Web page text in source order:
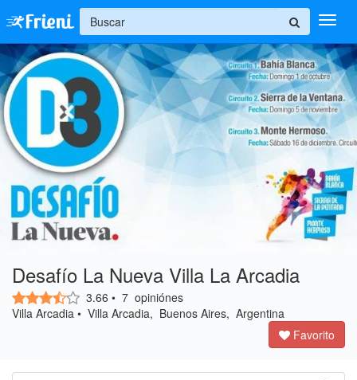
Ingresar
Inicio
Ayuda
+
Desafío La Nueva Villa La Arcadia
3.66 • 7 opiniónes
Villa Arcadia • Villa Arcadia, Buenos Aires, Argentina
Favorito